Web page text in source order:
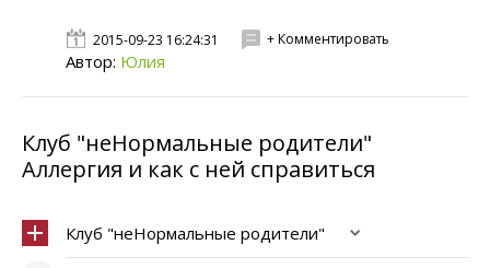
2015-09-23 16:24:31 + Комментировать
Автор: Юлия
Клуб "неНормальные родители"
Аллергия и как с ней справиться
Клуб "неНормальные родители"